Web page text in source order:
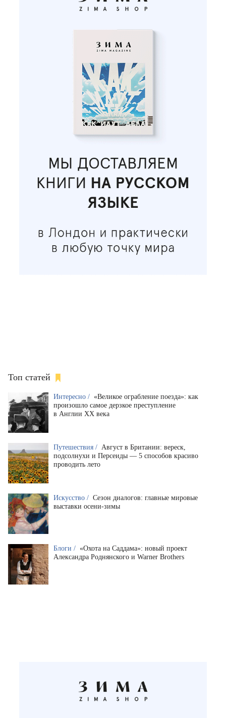
Топ статей
Интересно / «Великое ограбление поезда»: как
произошло самое дерзкое преступление
в Англии XX века
Путешествия / Август в Британии: вереск,
подсолнухи и Персеиды — 5 способов красиво
проводить лето
Искусство / Сезон диалогов: главные мировые
выставки осени-зимы
Блоги / «Охота на Саддама»: новый проект
Александра Роднянского и Warner Brothers